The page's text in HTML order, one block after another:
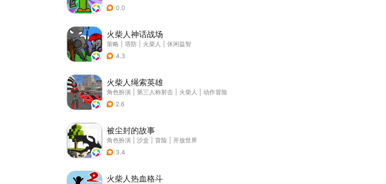
0.0
火柴人神话战场
策略 塔防 火柴人
休闲益智
4.3
火柴人绳索英雄
角色扮演 第三人称射击 火柴人
动作冒险
2.6
被尘封的故事
角色扮演 沙盒 冒险
开放世界
3.4
火柴人热血格斗